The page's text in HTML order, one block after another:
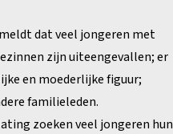
dat veel jongeren met
zijn uiteengevallen; er
en moederlijke figuur;
familieleden.
zoeken veel jongeren hun